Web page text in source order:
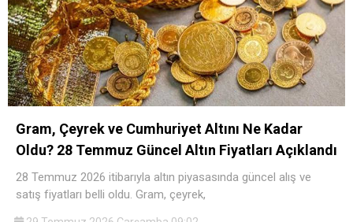
Gram, Çeyrek ve Cumhuriyet Altını Ne Kadar
Oldu? 28 Temmuz Güncel Altın Fiyatları Açıklandı
28 Temmuz 2026 itibarıyla altın piyasasında güncel alış ve
satış fiyatları belli oldu. Gram, çeyrek,